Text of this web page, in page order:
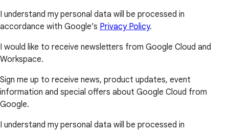
I understand my personal data will be processed in
accordance with Google’s Privacy Policy.
I would like to receive newsletters from Google Cloud and
Workspace.
Sign me up to receive news, product updates, event
information and special offers about Google Cloud from
Google.
I understand my personal data will be processed in